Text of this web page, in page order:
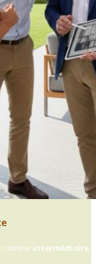
intermédiaire